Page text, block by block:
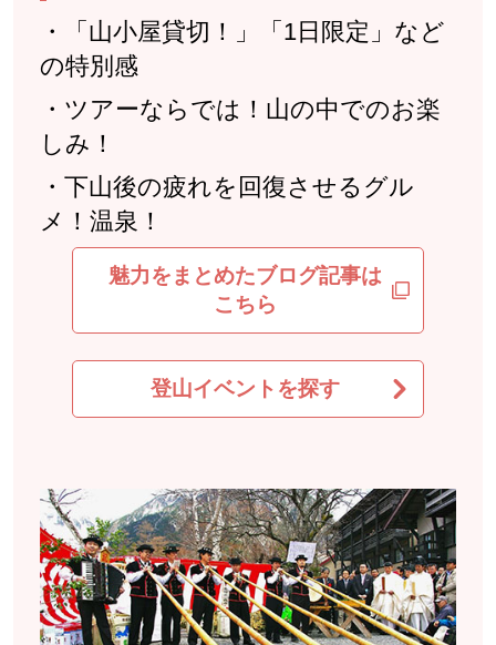
・「山小屋貸切！」「1日限定」など
の特別感
・ツアーならでは！山の中でのお楽
しみ！
・下山後の疲れを回復させるグル
メ！温泉！
魅力をまとめたブログ記事は
こちら
登山イベントを探す